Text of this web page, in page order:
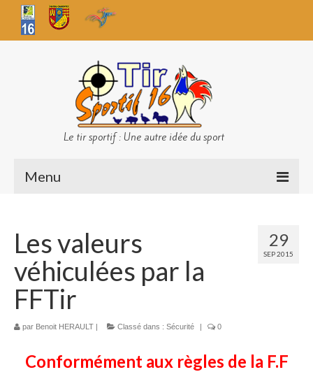
Le tir sportif : Une autre idée du sport
Menu
Sécurité
Challenges TS 16
Bilan des championnats
Bénévoles
Vidéos
29
SEP 2015
Les valeurs
véhiculées par la
FFTir
par Benoit HERAULT | Classé dans : Sécurité | 0
Conformément aux règles de la F.F